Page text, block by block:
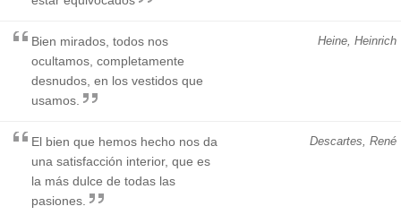
Heine, Heinrich
Bien mirados, todos nos
ocultamos, completamente
desnudos, en los vestidos que
usamos.
Descartes, René
El bien que hemos hecho nos da
una satisfacción interior, que es
la más dulce de todas las
pasiones.